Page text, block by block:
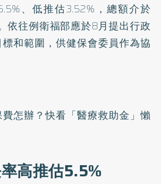
、低推估3.52%，總額介於
依往例衛福部應於8月提出行政
和範圍，供健保會委員作為協
怎辦？快看「醫療救助金」懶
高推估5.5%